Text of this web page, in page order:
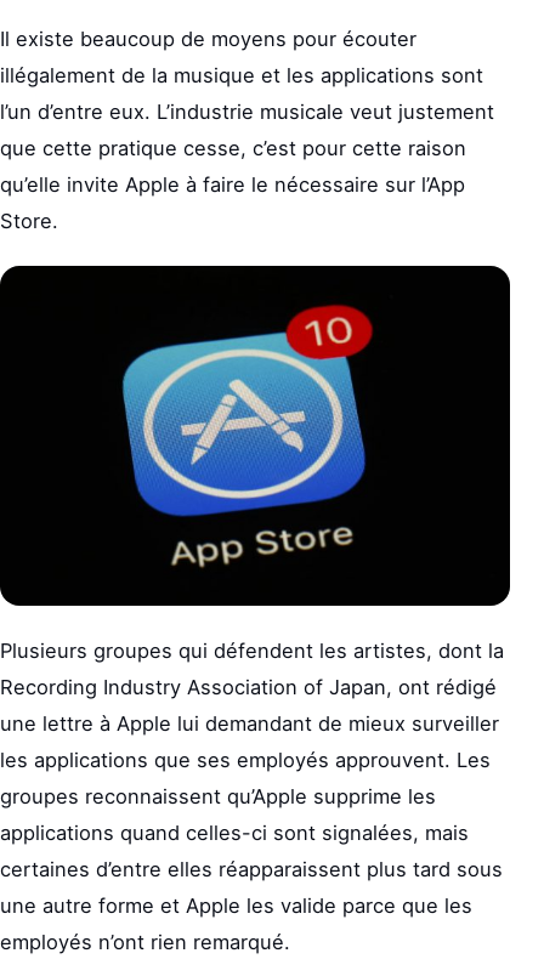
Il existe beaucoup de moyens pour écouter
illégalement de la musique et les applications sont
l’un d’entre eux. L’industrie musicale veut justement
que cette pratique cesse, c’est pour cette raison
qu’elle invite Apple à faire le nécessaire sur l’App
Store.
Plusieurs groupes qui défendent les artistes, dont la
Recording Industry Association of Japan, ont rédigé
une lettre à Apple lui demandant de mieux surveiller
les applications que ses employés approuvent. Les
groupes reconnaissent qu’Apple supprime les
applications quand celles-ci sont signalées, mais
certaines d’entre elles réapparaissent plus tard sous
une autre forme et Apple les valide parce que les
employés n’ont rien remarqué.